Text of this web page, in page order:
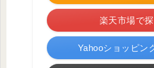
楽天市場で
Yahooショッピン